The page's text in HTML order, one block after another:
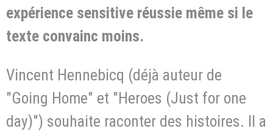
expérience sensitive réussie même si le
texte convainc moins.
Vincent Hennebicq (déjà auteur de
"Going Home" et "Heroes (Just for one
day)") souhaite raconter des histoires. Il a